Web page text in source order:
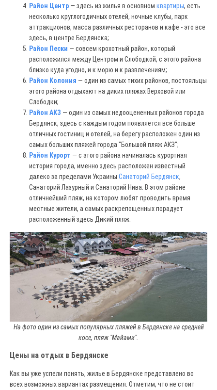
Район Центр — здесь из жилья в основном квартиры, есть
несколько круглогодичных отелей, ночные клубы, парк
аттракционов, масса различных ресторанов и кафе - это все
здесь, в центре Бердянска;
Район Пески — совсем крохотный район, который
расположился между Центром и Слободкой, с этого района
близко куда угодно, и к морю и к развлечениям;
Район Колония — один из самых тихих районов, постояльцы
этого района отдыхают на диких пляжах Верховой или
Слободки;
Район АКЗ — один из самых недооцененных районов города
Бердянск, здесь с каждым годом появляется все больше
отличных гостиниц и отелей, на берегу расположен один из
самых больших пляжей города "Большой пляж АКЗ";
Район Курорт — с этого района начиналась курортная
история города, именно здесь расположен известный
далеко за пределами Украины Санаторий Бердянск,
Санаторий Лазурный и Санаторий Нива. В этом районе
отличнейший пляж, на котором любят проводить время
местные жители, а самых раскрепощенных порадует
расположенный здесь Дикий пляж.
На фото один из самых популярных пляжей в Бердянске на средней
косе, пляж "Майами".
Цены на отдых в Бердянске
Как вы уже успели понять, жилье в Бердянске представлено во
всех возможных вариантах размещения. Отметим, что не стоит